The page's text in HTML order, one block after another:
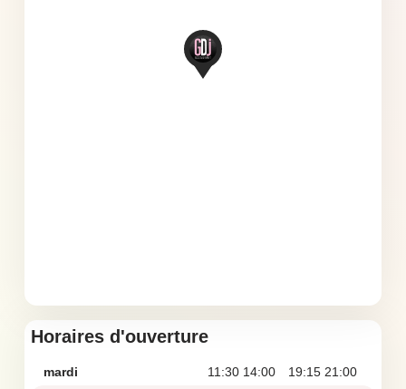
Horaires d'ouverture
mardi 11:30 14:00
19:15 21:00